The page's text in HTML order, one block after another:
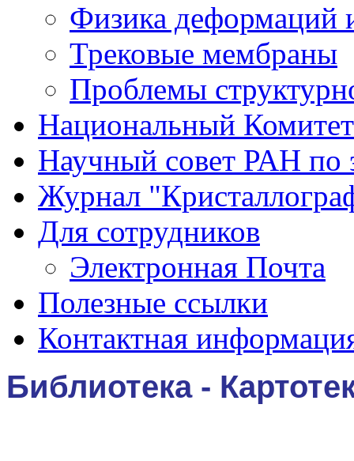
Физика деформаций
Трековые мембраны
Проблемы
Национальный
Научный совет РАН по
Журнал
Для сотрудников
Электронная Почта
Полезные ссылки
Контактная
Библиотека -